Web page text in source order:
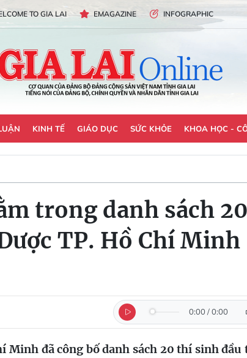
TO GIA LAI EMAGAZINE INFOGRAPHIC
KINH TẾ GIÁO DỤC SỨC KHỎE KHOA HỌC -
trong danh sách
TP. Hồ Chí Minh
0:00 /0:00
Minh đã công bố danh sách 20 thí sinh đầu